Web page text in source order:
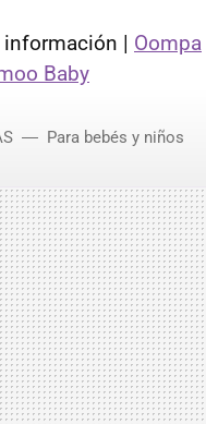
información | Oompa
Baby
Para bebés y niños